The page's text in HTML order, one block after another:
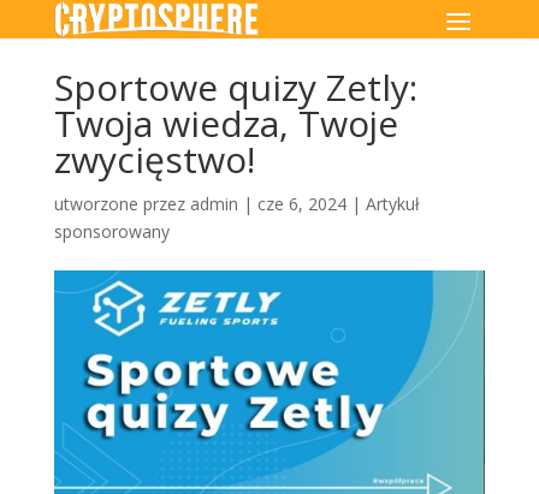
Sportowe quizy Zetly:
Twoja wiedza, Twoje
zwycięstwo!
utworzone przez admin | cze 6, 2024| Artykuł
sponsorowany